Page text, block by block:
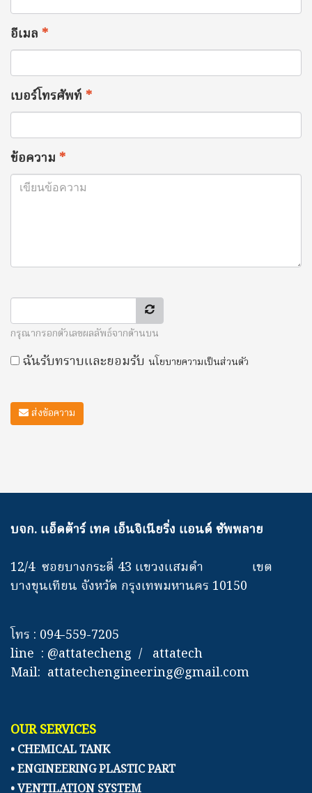
อีเมล *
เบอร์โทรศัพท์ *
ข้อความ *
กรุณากรอกตัวเลขผลลัพธ์จากด้านบน
ฉันรับทราบและยอมรับ นโยบายความเป็นส่วนตัว
ส่งข้อความ
บจก. แอ็ดต้าร์ เทค เอ็นจิเนียริ่ง แอนด์ ซัพพลาย
12/4 ซอยบางกระดี่ 43 แขวงแสมดำ เขต
บางขุนเทียน จังหวัด กรุงเทพมหานคร 10150
โทร : 094-559-7205
line : @attatecheng / attatech
Mail: attatechengineering@gmail.com
OUR SERVICES
• CHEMICAL TANK
• ENGINEERING PLASTIC PART